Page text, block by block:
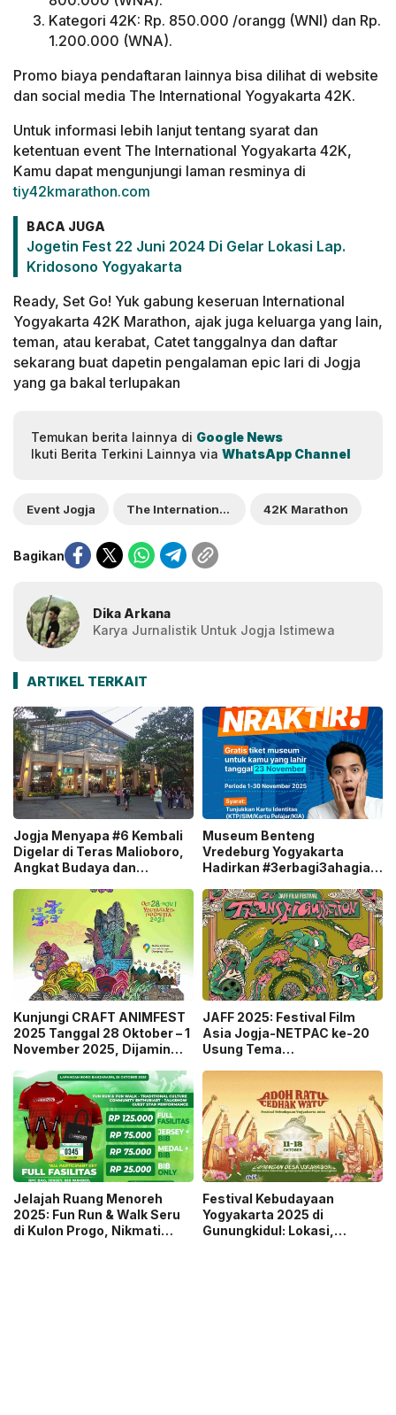
Kategori 42K: Rp. 850.000 /orangg (WNI) dan Rp.
1.200.000 (WNA).
Promo biaya pendaftaran lainnya bisa dilihat di website
dan social media The International Yogyakarta 42K.
Untuk informasi lebih lanjut tentang syarat dan
ketentuan event The International Yogyakarta 42K,
Kamu dapat mengunjungi laman resminya di
tiy42kmarathon.com
BACA JUGA
Jogetin Fest 22 Juni 2024 Di Gelar Lokasi Lap.
Kridosono Yogyakarta
Ready, Set Go! Yuk gabung keseruan International
Yogyakarta 42K Marathon, ajak juga keluarga yang lain,
teman, atau kerabat, Catet tanggalnya dan daftar
sekarang buat dapetin pengalaman epic lari di Jogja
yang ga bakal terlupakan
Temukan berita lainnya di Google News
Ikuti Berita Terkini Lainnya via WhatsApp Channel
Event Jogja The International Yogyakarta 42K Marathon 42K Marathon
Bagikan
Dika Arkana
Karya Jurnalistik Untuk Jogja Istimewa
ARTIKEL TERKAIT
Jogja Menyapa #6 Kembali
Digelar di Teras Malioboro,
Angkat Budaya dan
Museum Benteng
Vredeburg Yogyakarta
Hadirkan #3erbagi3ahagia
Kunjungi CRAFT ANIMFEST
2025 Tanggal 28 Oktober – 1
November 2025, Dijamin
JAFF 2025: Festival Film
Asia Jogja-NETPAC ke-20
Usung Tema
Sinema Asia!
Jelajah Ruang Menoreh
2025: Fun Run & Walk Seru
di Kulon Progo, Nikmati
Festival Kebudayaan
Yogyakarta 2025 di
Gunungkidul: Lokasi,